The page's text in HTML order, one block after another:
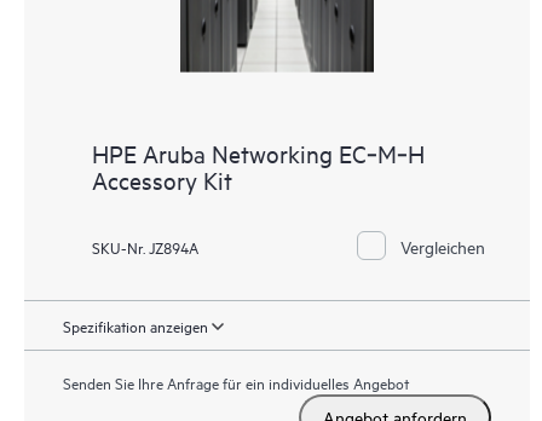
HPE Aruba Networking EC‑M‑H
Accessory Kit
SKU-Nr. JZ894A Vergleichen
Spezifikation anzeigen
Senden Sie Ihre Anfrage für ein individuelles Angebot